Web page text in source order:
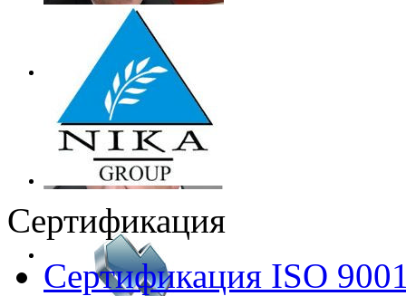
Сертификация
Сертификация ISO